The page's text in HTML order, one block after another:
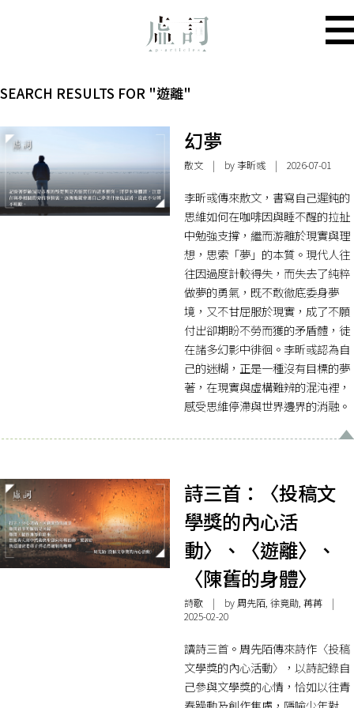
SEARCH RESULTS FOR "遊離"
幻夢
散文| by 李昕彧 | 2026-07-01
李昕彧傳來散文，書寫自己遲鈍的
思維如何在咖啡因與睡不醒的拉扯
中勉強支撐，繼而游離於現實與理
想，思索「夢」的本質。現代人往
往因過度計較得失，而失去了純粹
做夢的勇氣，既不敢徹底委身夢
境，又不甘屈服於現實，成了不願
付出卻期盼不勞而獲的矛盾體，徒
在諸多幻影中徘徊。李昕彧認為自
己的迷糊，正是一種沒有目標的夢
著，在現實與虛構難辨的混沌裡，
感受思維停滯與世界邊界的消融。
詩三首：〈投稿文
學獎的內心活
動〉、〈遊離〉、
〈陳舊的身體〉
詩歌| by 周先陌, 徐竟勛, 苒苒 |
2025-02-20
讀詩三首。周先陌傳來詩作〈投稿
文學獎的內心活動〉，以詩記錄自
己參與文學獎的心情，恰如以往青